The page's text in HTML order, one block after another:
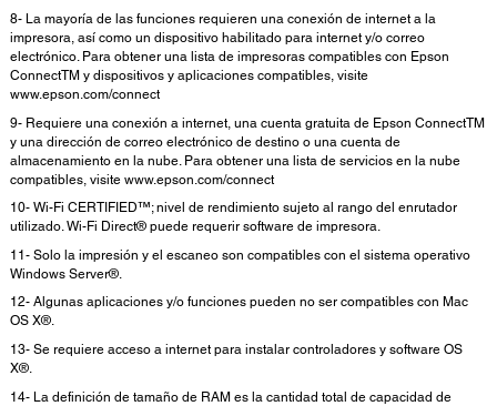
8- La mayoría de las funciones requieren una conexión de internet a la
impresora, así como un dispositivo habilitado para internet y/o correo
electrónico. Para obtener una lista de impresoras compatibles con Epson
ConnectTM y dispositivos y aplicaciones compatibles, visite
www.epson.com/connect
9- Requiere una conexión a internet, una cuenta gratuita de Epson ConnectTM
y una dirección de correo electrónico de destino o una cuenta de
almacenamiento en la nube. Para obtener una lista de servicios en la nube
compatibles, visite www.epson.com/connect
10- Wi-Fi CERTIFIED™; nivel de rendimiento sujeto al rango del enrutador
utilizado. Wi-Fi Direct® puede requerir software de impresora.
11- Solo la impresión y el escaneo son compatibles con el sistema operativo
Windows Server®.
12- Algunas aplicaciones y/o funciones pueden no ser compatibles con Mac
OS X®.
13- Se requiere acceso a internet para instalar controladores y software OS
X®.
14- La definición de tamaño de RAM es la cantidad total de capacidad de